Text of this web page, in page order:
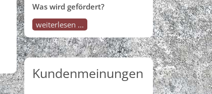
Was wird gefördert?
weiterlesen ...
Kundenmeinungen